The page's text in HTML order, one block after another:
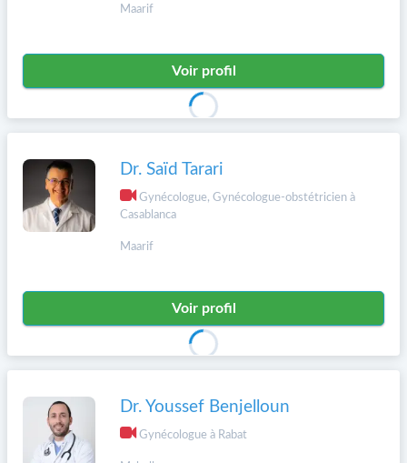
Maarif
Voir profil
Dr. Saïd Tarari
Gynécologue, Gynécologue-obstétricien à
Casablanca
Maarif
Voir profil
Dr. Youssef Benjelloun
Gynécologue à Rabat